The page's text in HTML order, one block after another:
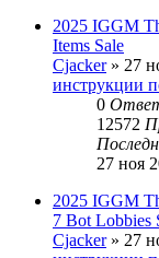
2025 IGGM
Items Sale
Cjacker» 27
инструкции
0
12572
27 ноя
2025 IGGM
7 Bot Lobbies
Cjacker» 27